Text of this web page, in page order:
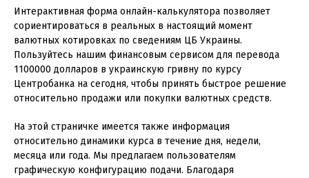
Интерактивная форма онлайн-калькулятора позволяет
сориентироваться в реальных в настоящий момент
валютных котировках по сведениям ЦБ Украины.
Пользуйтесь нашим финансовым сервисом для перевода
1100000 долларов в украинскую гривну по курсу
Центробанка на сегодня, чтобы принять быстрое решение
относительно продажи или покупки валютных средств.
На этой страничке имеется также информация
относительно динамики курса в течение дня, недели,
месяца или года. Мы предлагаем пользователям
графическую конфигурацию подачи. Благодаря